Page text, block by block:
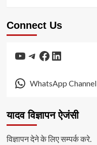
Connect Us
YouTube
Telegram
Facebook
LinkedIn
WhatsApp Channel
यादव विज्ञापन ऐजंसी
विज्ञापन देने के लिए सम्पर्क करे.